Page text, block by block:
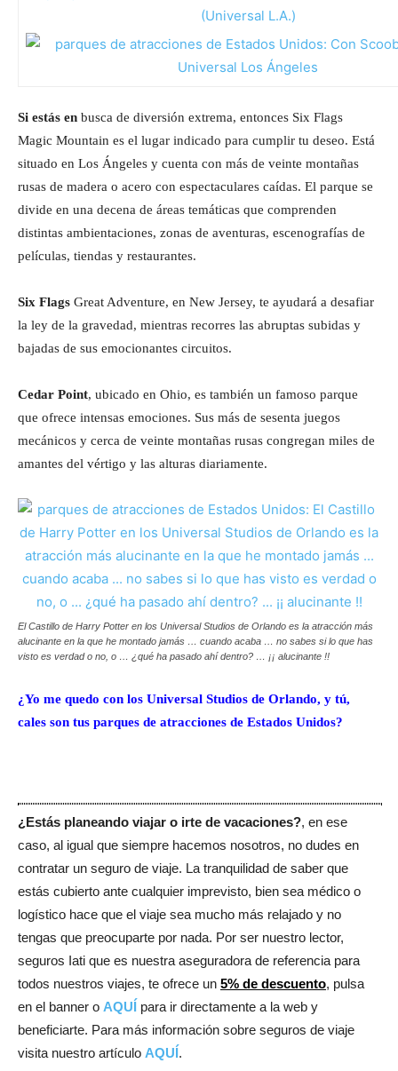
Si estás en busca de diversión extrema, entonces Six Flags
Magic Mountain es el lugar indicado para cumplir tu deseo. Está
situado en Los Ángeles y cuenta con más de veinte montañas
rusas de madera o acero con espectaculares caídas. El parque se
divide en una decena de áreas temáticas que comprenden
distintas ambientaciones, zonas de aventuras, escenografías de
películas, tiendas y restaurantes.
Six Flags Great Adventure, en New Jersey, te ayudará a desafiar
la ley de la gravedad, mientras recorres las abruptas subidas y
bajadas de sus emocionantes circuitos.
Cedar Point, ubicado en Ohio, es también un famoso parque
que ofrece intensas emociones. Sus más de sesenta juegos
mecánicos y cerca de veinte montañas rusas congregan miles de
amantes del vértigo y las alturas diariamente.
El Castillo de Harry Potter en los Universal Studios de Orlando es la atracción más
alucinante en la que he montado jamás … cuando acaba … no sabes si lo que has
visto es verdad o no, o … ¿qué ha pasado ahí dentro? … ¡¡ alucinante !!
¿Yo me quedo con los Universal Studios de Orlando, y tú,
cales son tus parques de atracciones de Estados Unidos?
¿Estás planeando viajar o irte de vacaciones?, en ese
caso, al igual que siempre hacemos nosotros, no dudes en
contratar un seguro de viaje. La tranquilidad de saber que
estás cubierto ante cualquier imprevisto, bien sea médico o
logístico hace que el viaje sea mucho más relajado y no
tengas que preocuparte por nada. Por ser nuestro lector,
seguros Iati que es nuestra aseguradora de referencia para
todos nuestros viajes, te ofrece un 5% de descuento, pulsa
en el banner o AQUÍ para ir directamente a la web y
beneficiarte. Para más información sobre seguros de viaje
visita nuestro artículo AQUÍ.